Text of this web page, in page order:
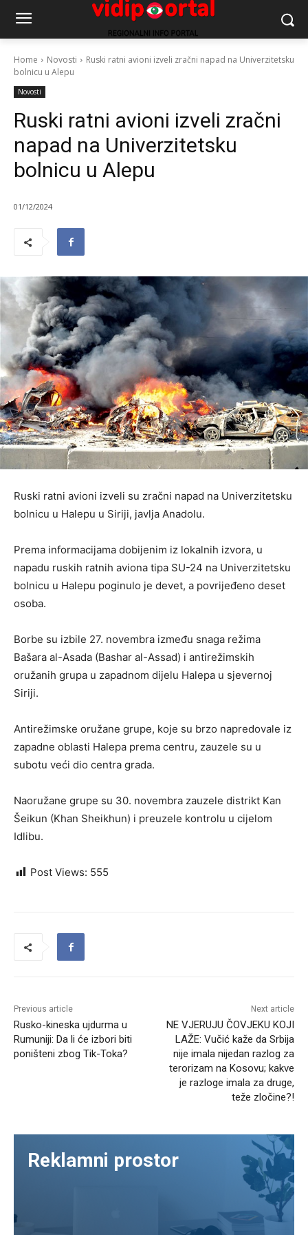
Home Novosti
Ruski ratni avioni izveli zračni napad na Univerzitetsku
bolnicu u Alepu
Novosti
Ruski ratni avioni izveli zračni
napad na Univerzitetsku
bolnicu u Alepu
01/12/2024
Ruski ratni avioni izveli su zračni napad na Univerzitetsku
bolnicu u Halepu u Siriji, javlja Anadolu.
Prema informacijama dobijenim iz lokalnih izvora, u
napadu ruskih ratnih aviona tipa SU-24 na Univerzitetsku
bolnicu u Halepu poginulo je devet, a povrijeđeno deset
osoba.
Borbe su izbile 27. novembra između snaga režima
Bašara al-Asada (Bashar al-Assad) i antirežimskih
oružanih grupa u zapadnom dijelu Halepa u sjevernoj
Siriji.
Antirežimske oružane grupe, koje su brzo napredovale iz
zapadne oblasti Halepa prema centru, zauzele su u
subotu veći dio centra grada.
Naoružane grupe su 30. novembra zauzele distrikt Kan
Šeikun (Khan Sheikhun) i preuzele kontrolu u cijelom
Idlibu.
Post Views: 555
Previous article
Rusko-kineska ujdurma u
Rumuniji: Da li će izbori biti
poništeni zbog Tik-Toka?
Next article
NE VJERUJU ČOVJEKU KOJI
LAŽE: Vučić kaže da Srbija
nije imala nijedan razlog za
terorizam na Kosovu; kakve
je razloge imala za druge,
teže zločine?!
Reklamni prostor